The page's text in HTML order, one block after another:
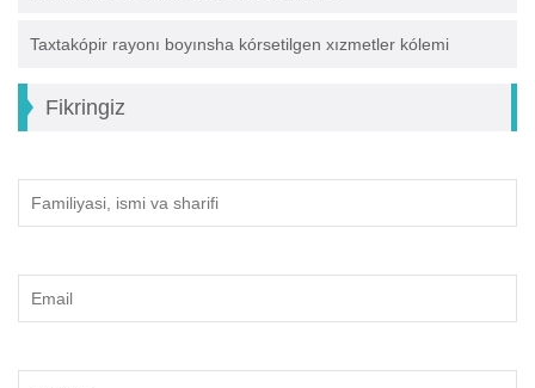
Taxtakópir rayonı boyınsha kórsetilgen xızmetler kólemi
Fikringiz